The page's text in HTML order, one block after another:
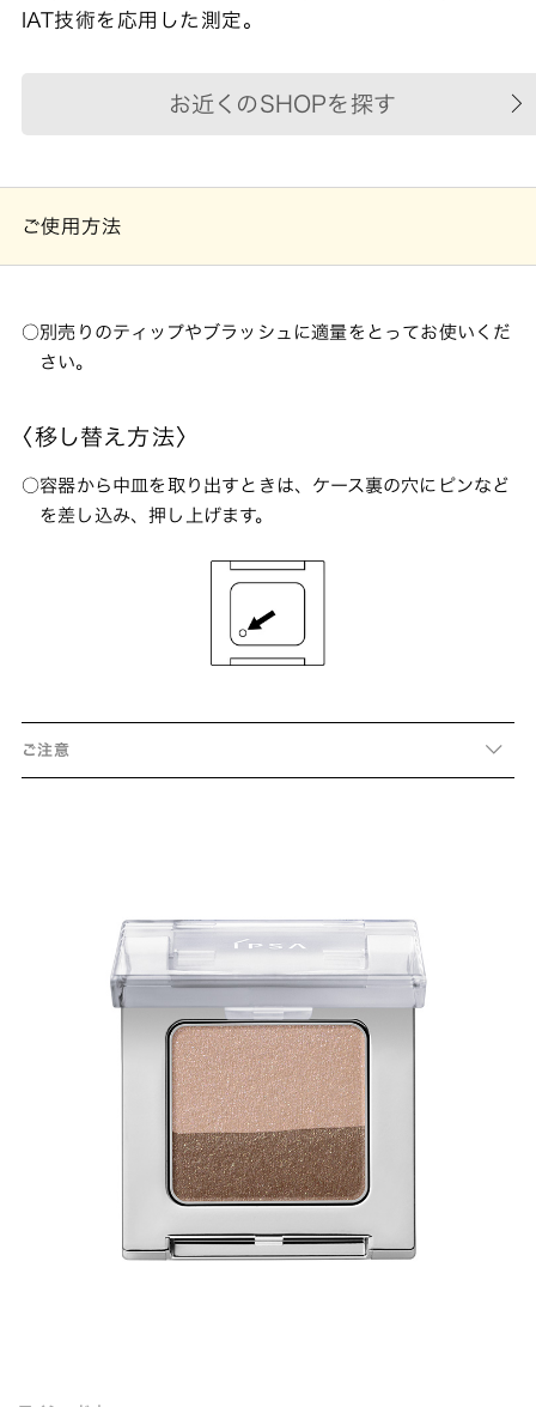
IAT技術を応用した測定。
お近くのSHOPを探す
ご使用方法
別売りのティップやブラッシュに適量をとってお使いくだ
さい。
〈移し替え方法〉
容器から中皿を取り出すときは、ケース裏の穴にピンなど
を差し込み、押し上げます。
ご注意